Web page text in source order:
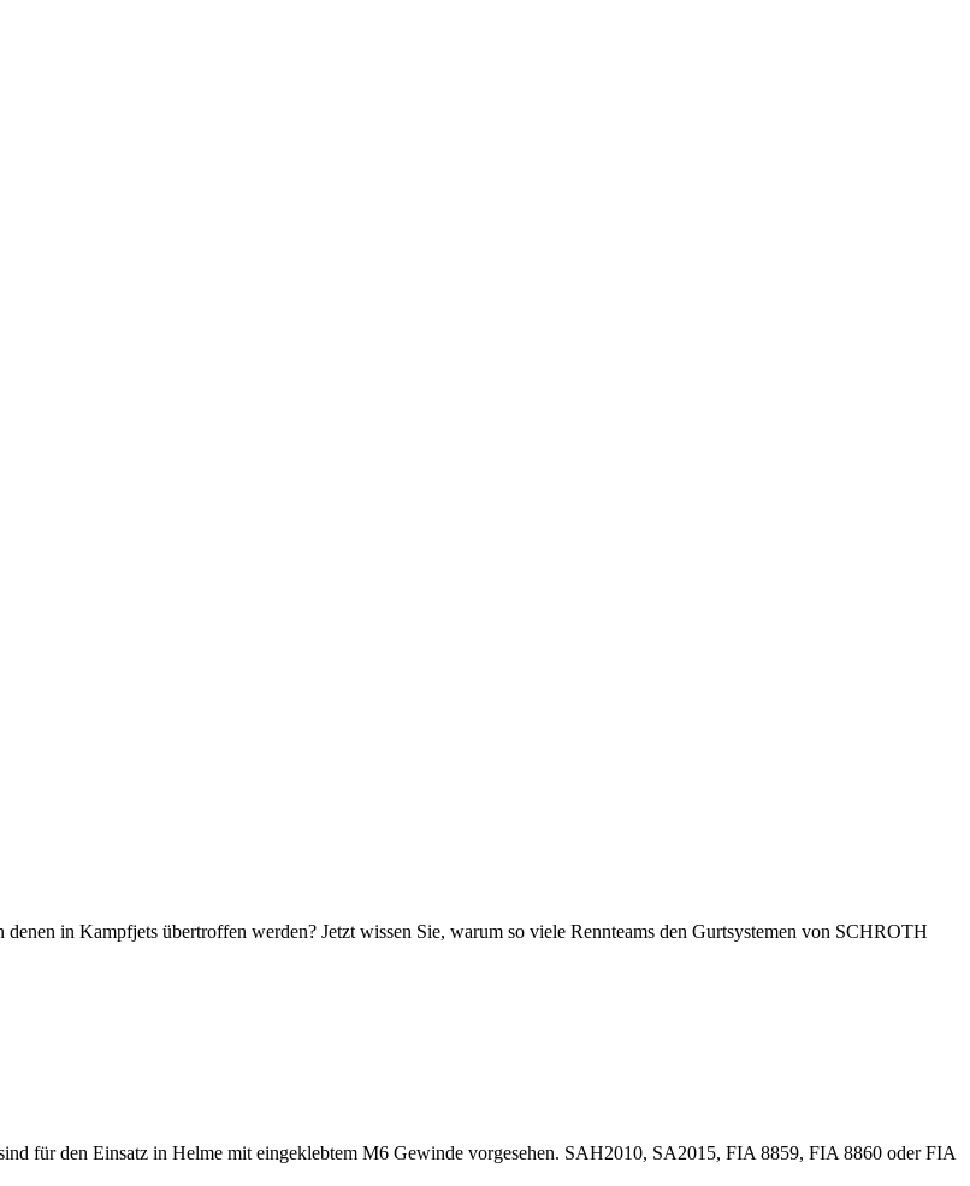
in Kampfjets übertroffen werden? Jetzt wissen Sie, warum so viele Rennteams den Gurtsystemen von SCHROTH
für den Einsatz in Helme mit eingeklebtem M6 Gewinde vorgesehen. SAH2010, SA2015, FIA 8859, FIA 8860 oder FIA